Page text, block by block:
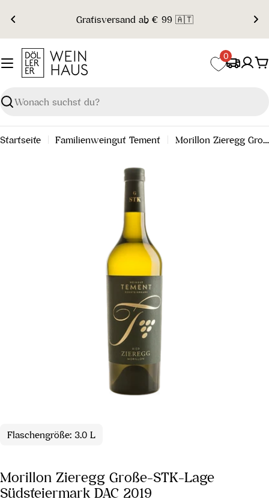
Inhalt
springen
Gratisversand ab € 99 🇦🇹
Suchen
0
Startseite Familienweingut Tement Morillon Zieregg Große-STK-Lage Südsteiermark DAC 2019
Flaschengröße: 3.0 L
Morillon Zieregg Große-STK-Lage
Südsteiermark DAC 2019